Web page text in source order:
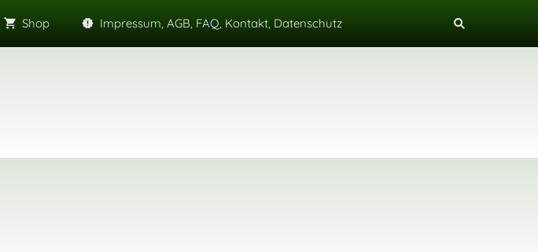
Shop Impressum, AGB, FAQ, Kontakt, Datenschutz